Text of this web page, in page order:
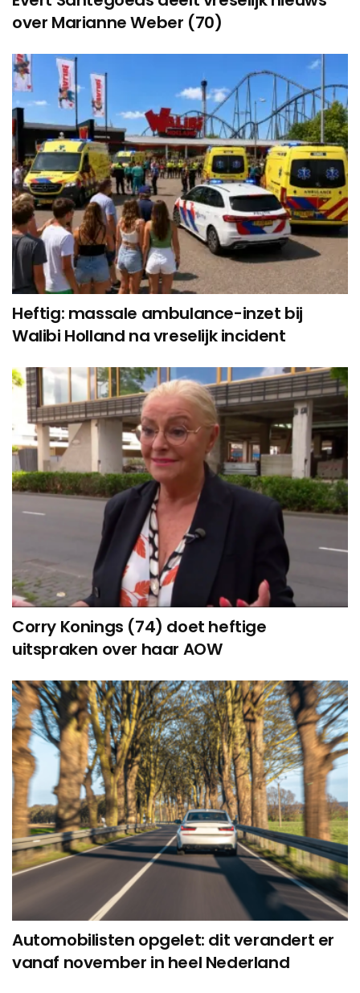
over Marianne Weber (70)
Heftig: massale ambulance-inzet bij
Walibi Holland na vreselijk incident
Corry Konings (74) doet heftige
uitspraken over haar AOW
Automobilisten opgelet: dit verandert er
vanaf november in heel Nederland